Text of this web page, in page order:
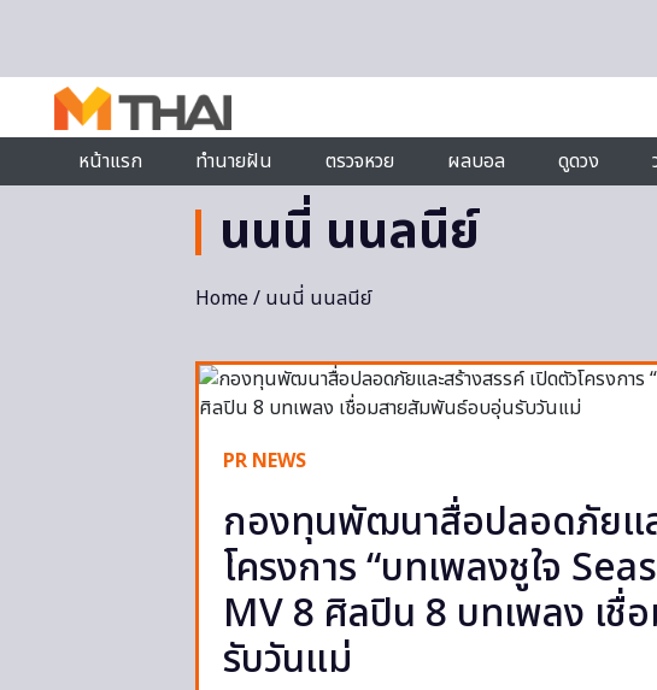
หน้าแรก
ทำนายฝัน ตรวจหวย ผลบอล ดูดวง
นนนี่ นนลนีย์
Home/ นนนี่ นนลนีย์
PR NEWS
กองทุนพัฒนาสื่อปลอดภัยแล
โครงการ “บทเพลงชูใจ
MV 8 ศิลปิน 8 บทเพลง เ
รับวันแม่